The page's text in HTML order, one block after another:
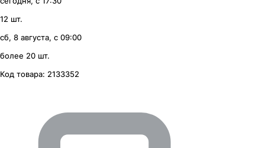
12 шт.
сб, 8 августа, с 09:00
более 20 шт.
Код товара: 2133352